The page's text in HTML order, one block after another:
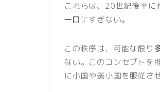
これらは、20世紀後半に
一口 にすぎない。
この秩序は、可能な限り
ない。このコンセプトを
に小国や弱小国を服従さ